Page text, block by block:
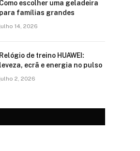
Como escolher uma geladeira
para famílias grandes
julho 14, 2026
Relógio de treino​ HUAWEI:
leveza, ecrã e energia no pulso
julho 2, 2026